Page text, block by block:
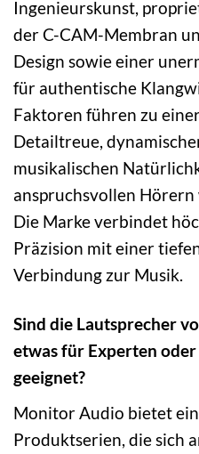
Ingenieurskunst,
der C-CAM-Membran
Design sowie einer
für authentische
Faktoren führen zu
Detailtreue,
musikalischen
anspruchsvollen
Die Marke verbindet
Präzision mit einer
Verbindung zur Musik.
Sind die Lautsprecher
etwas für Experten
geeignet?
Monitor Audio bietet
Produktserien, die sich